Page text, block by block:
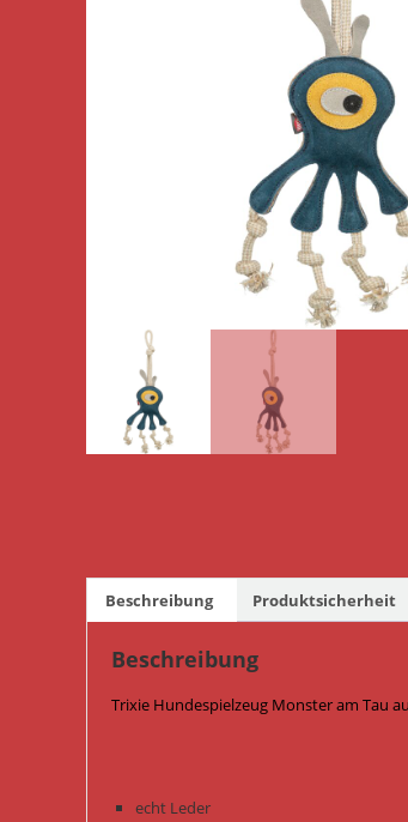
Beschreibung Produktsicherheit
Beschreibung
Trixie Hundespielzeug Monster am Tau
echt Leder